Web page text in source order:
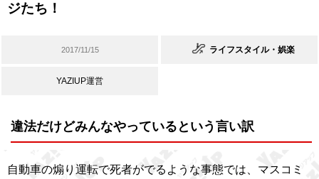
ジたち！
2017/11/15 ライフスタイル・娯楽
YAZIUP運営
違法だけどみんなやっているという言い訳
自動車の煽り運転で死者がでるような事態では、マスコミ